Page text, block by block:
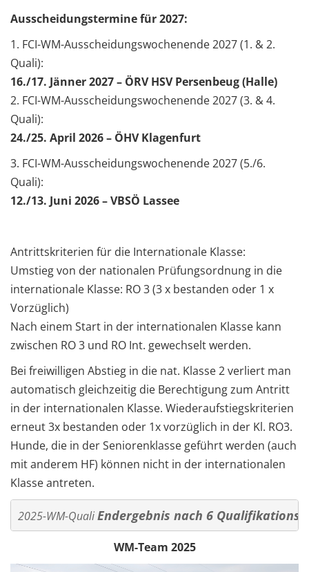
Ausscheidungstermine für 2027:
1. FCI-WM-Ausscheidungswochenende 2027 (1. & 2.
Quali):
16./17. Jänner 2027 – ÖRV HSV Persenbeug (Halle)
2. FCI-WM-Ausscheidungswochenende 2027 (3. & 4.
Quali):
24./25. April 2026 – ÖHV Klagenfurt
3. FCI-WM-Ausscheidungswochenende 2027 (5./6.
Quali):
12./13. Juni 2026 – VBSÖ Lassee
Antrittskriterien für die Internationale Klasse:
Umstieg von der nationalen Prüfungsordnung in die
internationale Klasse: RO 3 (3 x bestanden oder 1 x
Vorzüglich)
Nach einem Start in der internationalen Klasse kann
zwischen RO 3 und RO Int. gewechselt werden.
Bei freiwilligen Abstieg in die nat. Klasse 2 verliert man
automatisch gleichzeitig die Berechtigung zum Antritt
in der internationalen Klasse. Wiederaufstiegskriterien
erneut 3x bestanden oder 1x vorzüglich in der Kl. RO3.
Hunde, die in der Seniorenklasse geführt werden (auch
mit anderem HF) können nicht in der internationalen
Klasse antreten.
2025-WM-Quali Endergebnis nach 6 Qualifikations-
WM-Team 2025